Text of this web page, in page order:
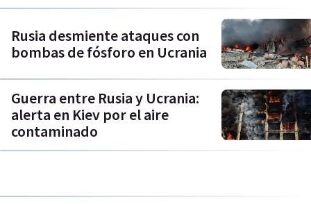
Rusia desmiente ataques con
bombas de fósforo en Ucrania
Guerra entre Rusia y Ucrania:
alerta en Kiev por el aire
contaminado